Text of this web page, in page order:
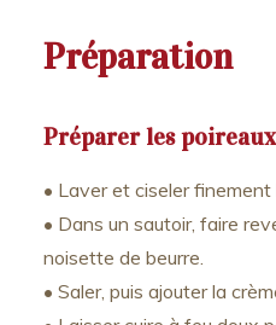
Préparation
Préparer les
• Laver et ciseler finement
• Dans un sautoir, faire
noisette de beurre.
• Saler, puis ajouter la